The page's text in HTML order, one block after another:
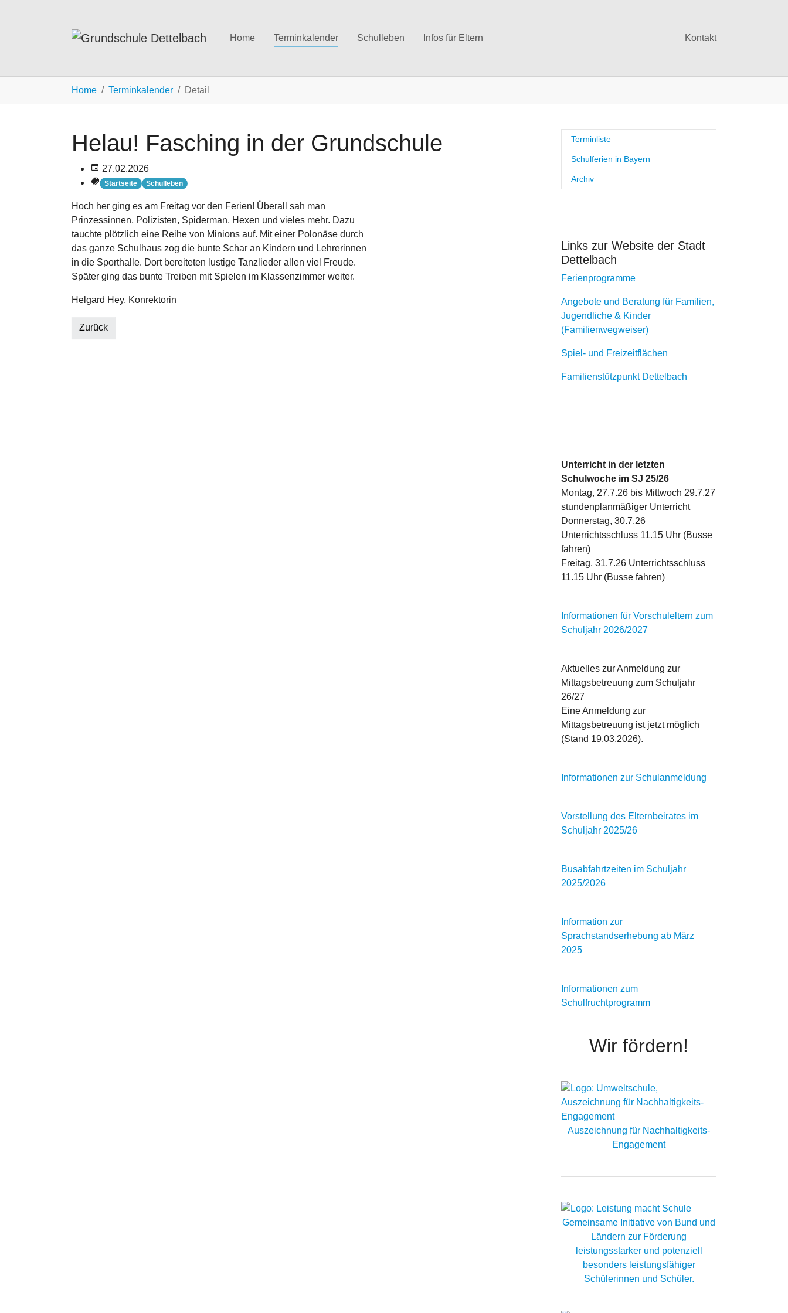
Home Terminkalender Schulleben Infos für Eltern Kontakt
Home Terminkalender Detail
Terminliste
Schulferien in Bayern
Archiv
Links zur Website der Stadt
Dettelbach
Ferienprogramme
Angebote und Beratung für Familien,
Jugendliche & Kinder
(Familienwegweiser)
Spiel- und Freizeitflächen
Familienstützpunkt Dettelbach
Unterricht in der letzten
Schulwoche im SJ 25/26
Montag, 27.7.26 bis Mittwoch 29.7.27
stundenplanmäßiger Unterricht
Donnerstag, 30.7.26
Unterrichtsschluss 11.15 Uhr (Busse
fahren)
Freitag, 31.7.26 Unterrichtsschluss
11.15 Uhr (Busse fahren)
Informationen für Vorschuleltern zum
Schuljahr 2026/2027
Aktuelles zur Anmeldung zur
Mittagsbetreuung zum Schuljahr
26/27
Eine Anmeldung zur
Mittagsbetreuung ist jetzt möglich
(Stand 19.03.2026).
Informationen zur Schulanmeldung
Vorstellung des Elternbeirates im
Schuljahr 2025/26
Busabfahrtzeiten im Schuljahr
2025/2026
Information zur
Sprachstandserhebung ab März
2025
Informationen zum
Schulfruchtprogramm
Wir fördern!
Auszeichnung für Nachhaltigkeits-
Engagement
Gemeinsame Initiative von Bund und
Ländern zur Förderung
leistungsstarker und potenziell
besonders leistungsfähiger
Schülerinnen und Schüler.
Helau! Fasching in der Grundschule
27.02.2026
Startseite Schulleben
Hoch her ging es am Freitag vor den Ferien! Überall sah man
Prinzessinnen, Polizisten, Spiderman, Hexen und vieles mehr. Dazu
tauchte plötzlich eine Reihe von Minions auf. Mit einer Polonäse durch
das ganze Schulhaus zog die bunte Schar an Kindern und Lehrerinnen
in die Sporthalle. Dort bereiteten lustige Tanzlieder allen viel Freude.
Später ging das bunte Treiben mit Spielen im Klassenzimmer weiter.
Helgard Hey, Konrektorin
Zurück